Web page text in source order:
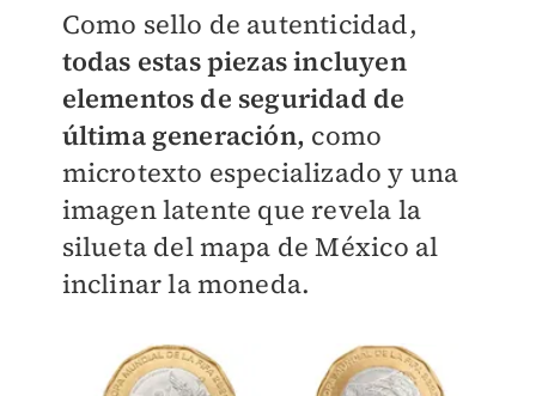
Como sello de autenticidad,
todas estas piezas incluyen
elementos de seguridad de
última generación, como
microtexto especializado y una
imagen latente que revela la
silueta del mapa de México al
inclinar la moneda.